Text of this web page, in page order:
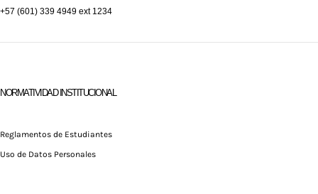
+57 (601) 339 4949 ext 1234
NORMATIVIDAD INSTITUCIONAL
Reglamentos de Estudiantes
Uso de Datos Personales